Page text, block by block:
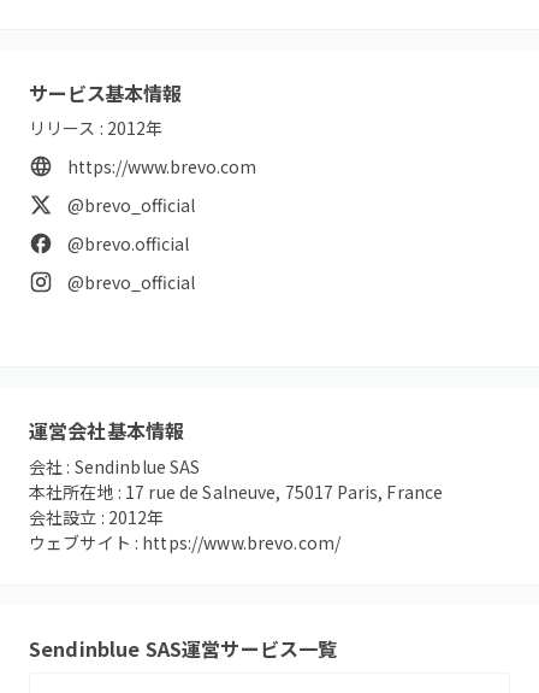
サービス基本情報
リリース : 2012年
https://www.brevo.com
@brevo_official
@brevo.official
@brevo_official
運営会社基本情報
会社 : Sendinblue SAS
本社所在地 : 17 rue de Salneuve, 75017 Paris, France
会社設立 : 2012年
ウェブサイト : https://www.brevo.com/
Sendinblue SAS運営サービス一覧